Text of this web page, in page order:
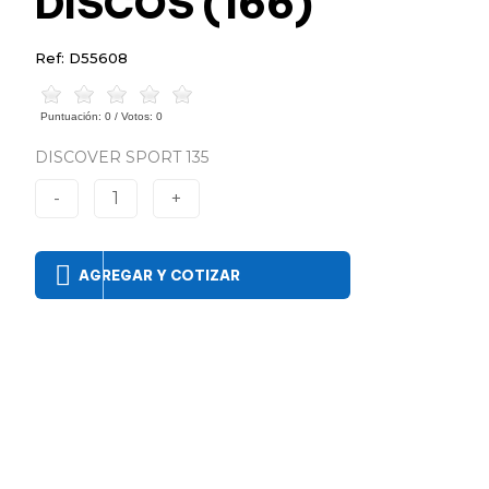
Ref: D55608
Puntuación: 0 / Votos: 0
DISCOVER SPORT 135
- 1 +
AGREGAR Y COTIZAR